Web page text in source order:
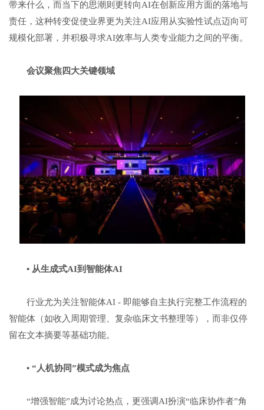
带来什么，而当下的思潮则更转向AI在创新应用方面的落地与
责任，这种转变促使业界更为关注AI应用从实验性试点迈向可
规模化部署，并积极寻求AI效率与人类专业能力之间的平衡。
会议聚焦四大关键领域
• 从生成式AI到智能体AI
行业尤为关注智能体AI - 即能够自主执行完整工作流程的
智能体（如收入周期管理、复杂临床文书整理等），而非仅停
留在文本摘要等基础功能。
• “ 人机协同”模式成为焦点
“增强智能”成为讨论热点，更强调AI扮演“临床协作者”角